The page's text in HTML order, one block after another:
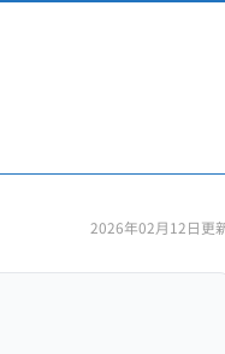
2026年02月12日更